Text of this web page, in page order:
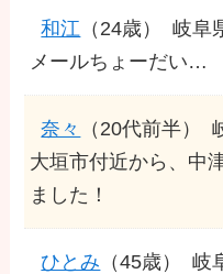
和江 （24歳）
岐阜
メールちょーだい…
奈々 （20代前半）
大垣市付近から、中
ました！
ひとみ （45歳）
岐